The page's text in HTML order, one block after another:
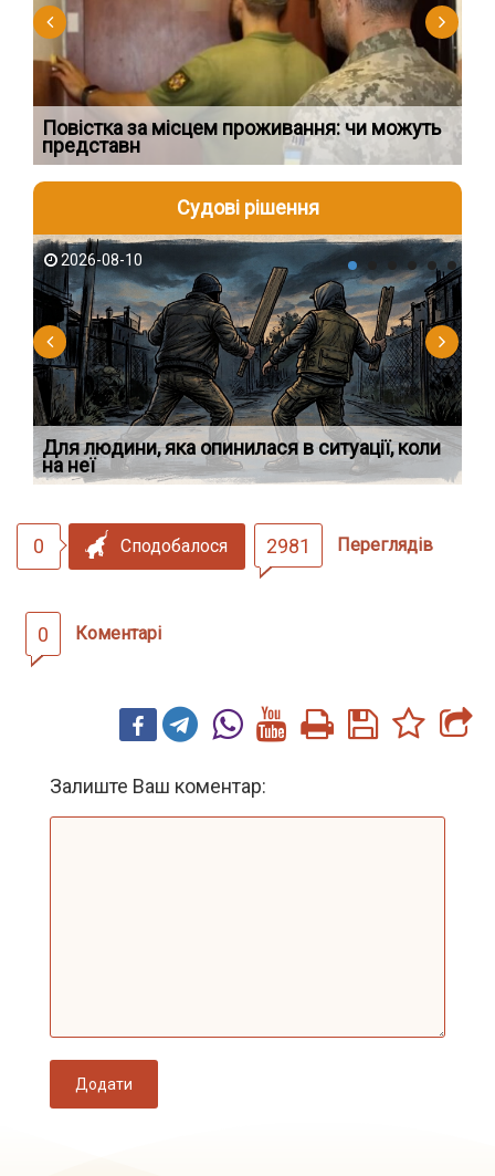
Повістка за місцем проживання: чи можуть
представн
Судові рішення
2026-08-10
Для людини, яка опинилася в ситуації, коли
на неї
0 Сподобалося 2981 Переглядів
0 Коментарі
Залиште Ваш коментар:
Додати